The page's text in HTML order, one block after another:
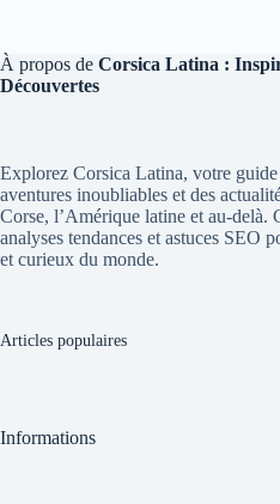
À propos de Corsica Latina :
Découvertes
Explorez Corsica Latina, votre
aventures inoubliables et des
Corse, l’Amérique latine et au-delà.
analyses tendances et astuces SEO
et curieux du monde.
Articles populaires
Informations